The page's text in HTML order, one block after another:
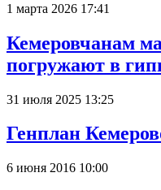
1 марта 2026 17:41
Кемеровчанам
погружают в
31 июля 2025 13:25
Генплан
6 июня 2016 10:00